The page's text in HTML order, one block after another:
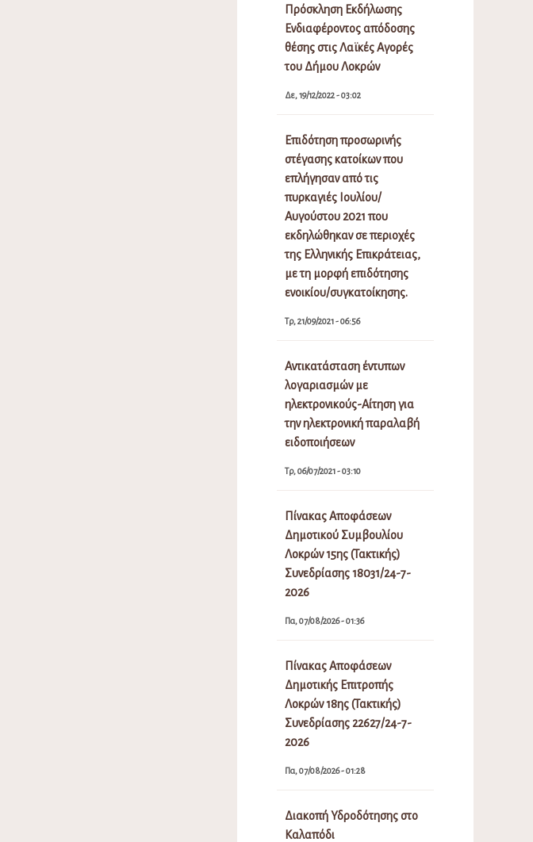
Πρόσκληση Εκδήλωσης
Ενδιαφέροντος απόδοσης
θέσης στις Λαϊκές Αγορές
του Δήμου Λοκρών
Δε, 19/12/2022 - 03:02
Επιδότηση προσωρινής
στέγασης κατοίκων που
επλήγησαν από τις
πυρκαγιές Ιουλίου/
Αυγούστου 2021 που
εκδηλώθηκαν σε περιοχές
της Ελληνικής Επικράτειας,
με τη μορφή επιδότησης
ενοικίου/συγκατοίκησης.
Τρ, 21/09/2021 - 06:56
Αντικατάσταση έντυπων
λογαριασμών με
ηλεκτρονικούς-Αίτηση για
την ηλεκτρονική παραλαβή
ειδοποιήσεων
Τρ, 06/07/2021 - 03:10
Πίνακας Αποφάσεων
Δημοτικού Συμβουλίου
Λοκρών 15ης (Τακτικής)
Συνεδρίασης 18031/24-7-
2026
Πα, 07/08/2026 - 01:36
Πίνακας Αποφάσεων
Δημοτικής Επιτροπής
Λοκρών 18ης (Τακτικής)
Συνεδρίασης 22627/24-7-
2026
Πα, 07/08/2026 - 01:28
Διακοπή Υδροδότησης στο
Καλαπόδι